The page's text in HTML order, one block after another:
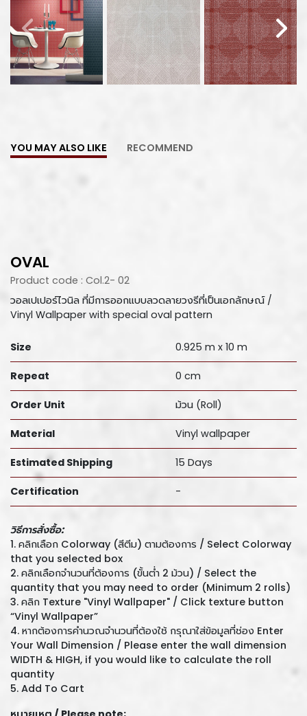
YOU MAY ALSO LIKE RECOMMEND
OVAL
Product code : Col.2- 02
วอลเปเปอร์ไวนิล ที่มีการออกแบบลวดลายวงรีที่เป็นเอกลักษณ์ /
Vinyl Wallpaper with special oval pattern
Size 0.925 m x 10 m
Repeat 0 cm
Order Unit ม้วน (Roll)
Material Vinyl wallpaper
Estimated Shipping 15 Days
Certification -
วิธีการสั่งซื้อ:
1. คลิกเลือก Colorway (สีตีม) ตามต้องการ / Select Colorway
that you selected box
2. คลิกเลือกจำนวนที่ต้องการ (ขั้นต่ำ 2 ม้วน) / Select the
quantity that you may need to order (Minimum 2 rolls)
3. คลิก Texture "Vinyl Wallpaper" / Click texture button
“Vinyl Wallpaper”
4. หากต้องการคำนวณจำนวนที่ต้องใช้ กรุณาใส่ข้อมูลที่ช่อง Enter
Your Wall Dimension / Please enter the wall dimension
WIDTH & HIGH, if you would like to calculate the roll
quantity
5. Add To Cart